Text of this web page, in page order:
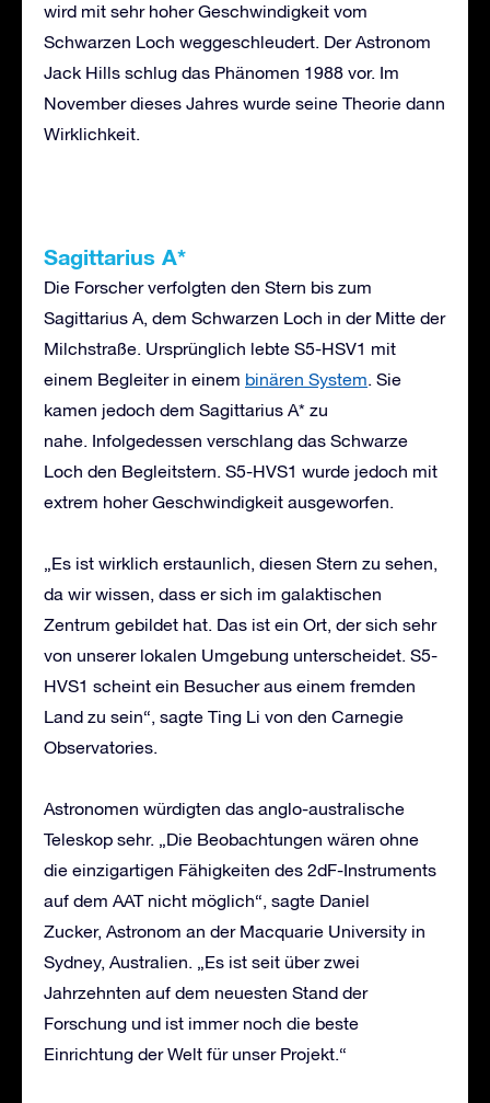
wird mit sehr hoher Geschwindigkeit vom
Schwarzen Loch weggeschleudert. Der Astronom
Jack Hills schlug das Phänomen 1988 vor. Im
November dieses Jahres wurde seine Theorie dann
Wirklichkeit.
Sagittarius A*
Die Forscher verfolgten den Stern bis zum
Sagittarius A, dem Schwarzen Loch in der Mitte der
Milchstraße. Ursprünglich lebte S5-HSV1 mit
einem Begleiter in einem binären System. Sie
kamen jedoch dem Sagittarius A* zu
nahe. Infolgedessen verschlang das Schwarze
Loch den Begleitstern. S5-HVS1 wurde jedoch mit
extrem hoher Geschwindigkeit ausgeworfen.
„Es ist wirklich erstaunlich, diesen Stern zu sehen,
da wir wissen, dass er sich im galaktischen
Zentrum gebildet hat. Das ist ein Ort, der sich sehr
von unserer lokalen Umgebung unterscheidet. S5-
HVS1 scheint ein Besucher aus einem fremden
Land zu sein“, sagte Ting Li von den Carnegie
Observatories.
Astronomen würdigten das anglo-australische
Teleskop sehr. „Die Beobachtungen wären ohne
die einzigartigen Fähigkeiten des 2dF-Instruments
auf dem AAT nicht möglich“, sagte Daniel
Zucker, Astronom an der Macquarie University in
Sydney, Australien. „Es ist seit über zwei
Jahrzehnten auf dem neuesten Stand der
Forschung und ist immer noch die beste
Einrichtung der Welt für unser Projekt.“